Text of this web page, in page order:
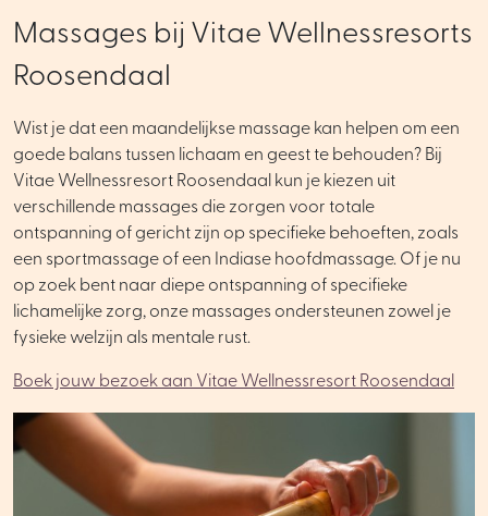
Massages bij Vitae Wellnessresorts
Roosendaal
Wist je dat een maandelijkse massage kan helpen om een
goede balans tussen lichaam en geest te behouden? Bij
Vitae Wellnessresort Roosendaal kun je kiezen uit
verschillende massages die zorgen voor totale
ontspanning of gericht zijn op specifieke behoeften, zoals
een sportmassage of een Indiase hoofdmassage. Of je nu
op zoek bent naar diepe ontspanning of specifieke
lichamelijke zorg, onze massages ondersteunen zowel je
fysieke welzijn als mentale rust.
Boek jouw bezoek aan Vitae Wellnessresort Roosendaal